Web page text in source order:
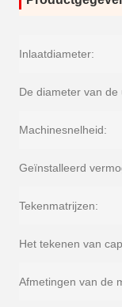
Inlaatdiameter:
De diameter van de
Machinesnelheid:
Geïnstalleerd
Tekenmatrijzen:
Het tekenen van
Afmetingen van de